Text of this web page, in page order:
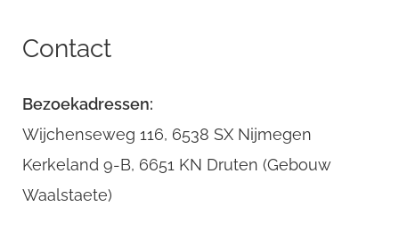
Contact
Bezoekadressen:
Wijchenseweg 116, 6538 SX Nijmegen
Kerkeland 9-B, 6651 KN Druten (Gebouw
Waalstaete)